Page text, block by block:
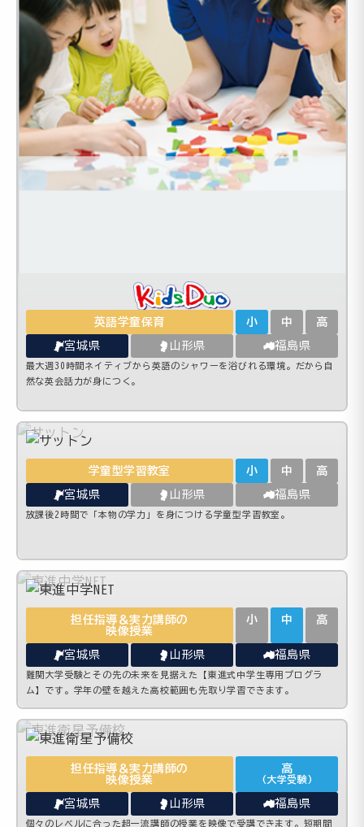
英語学童保育 小 中 高
宮城県 山形県 福島県
最大週30時間ネイティブから英語のシャワーを浴びれる環境。だから自
然な英会話力が身につく。
学童型学習教室 小 中 高
宮城県 山形県 福島県
放課後2時間で「本物の学力」を身につける学童型学習教室。
担任指導＆実力講師の
映像授業
小 中 高
宮城県 山形県 福島県
難関大学受験とその先の未来を見据えた【東進式中学生専用プログラ
ム】です。学年の壁を越えた高校範囲も先取り学習できます。
担任指導＆実力講師の
映像授業
高
(大学受験)
宮城県 山形県 福島県
個々のレベルに合った超一流講師の授業を映像で受講できます。短期間